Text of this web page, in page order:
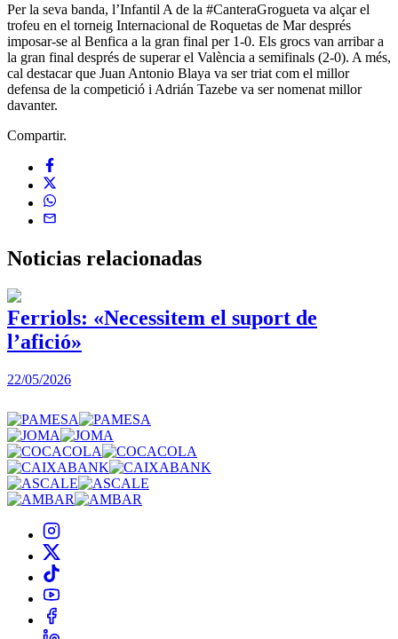
Per la seva banda, l’Infantil A de la #CanteraGrogueta va alçar el
trofeu en el torneig Internacional de Roquetas de Mar després
imposar-se al Benfica a la gran final per 1-0. Els grocs van arribar a
la gran final després de superar el València a semifinals (2-0). A més,
cal destacar que Juan Antonio Blaya va ser triat com el millor
defensa de la competició i Adrián Tazebe va ser nomenat millor
davanter.
Compartir.
Noticias relacionadas
Ferriols: «Necessitem el suport de
l’afició»
22/05/2026